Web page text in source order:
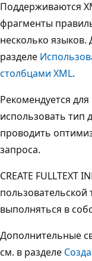
Поддерживаются
фрагменты
несколько
разделе
столбцами XML.
Рекомендуется
использовать тип
проводить
запроса.
CREATE FULLTEXT
пользовательской
выполняться в
Дополнительные
см. в разделе